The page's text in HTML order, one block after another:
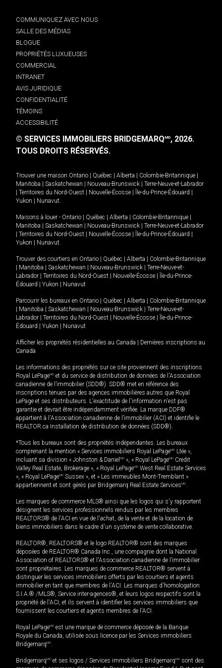
COMMUNIQUEZ AVEC NOUS
SALLE DES MÉDIAS
BLOGUE
PROPRIÉTÉS LUXUEUSES
COMMERCIAL
INTRANET
AVIS JURIDIQUE
CONFIDENTIALITÉ
TÉMOINS
ACCESSIBILITÉ
© SERVICES IMMOBILIERS BRIDGEMARQMD, 2026.
TOUS DROITS RÉSERVÉS.
Trouver une maison Ontario Québec Alberta Colombie-Britannique
Manitoba
Saskatchewan Nouveau-Brunswick
Terre-Neuve-et-Labrador
Territoires du Nord-Ouest Nouvelle-Écosse Île-du-Prince-Édouard
Yukon
Nunavut.
Maisons à louer - Ontario Québec Alberta Colombie-Britannique
Manitoba
Saskatchewan Nouveau-Brunswick
Terre-Neuve-et-Labrador
Territoires du Nord-Ouest Nouvelle-Écosse Île-du-Prince-Édouard
Yukon
Nunavut.
Trouver des courtiers en Ontario Québec Alberta
Colombie-Britannique
Manitoba Saskatchewan Nouveau-Brunswick
Terre-Neuve-et-
Labrador
Territoires du Nord-Ouest Nouvelle-Écosse
Île-du-Prince-
Édouard
Yukon Nunavut
Parcourir les bureaux en Ontario Québec Alberta
Colombie-Britannique
Manitoba Saskatchewan Nouveau-Brunswick
Terre-Neuve-et-
Labrador
Territoires du Nord-Ouest Nouvelle-Écosse
Île-du-Prince-
Édouard
Yukon Nunavut
Afficher les propriétés résidentielles au Canada
Dernières inscriptions au
Canada
Les informations des propriétés sur ce site proviennent des inscriptions
Royal LePageMD et du service de distribution de données de l'Association
canadienne de l’immobilier (SDD®). SDD® met en référence des
inscriptions tenues par des agences immobilières autres que Royal
LePage et ses distributeurs. L'exactitude de l'information n'est pas
garantie et devrait être indépendamment vérifiée. La marque DDF®
appartient à l'Association canadienne de l’immobilier (ACI) et identifie le
REALTOR.ca Installation de distribution de données (SDD®).
*Tous les bureaux sont des propriétés indépendantes. Les bureaux
comprenant la mention « Services immobiliers Royal LePageMD Ltée »,
incluant sa division « Johnston & Daniel MD », « Royal LePageMD Credit
Valley Real Estate, Brokerage », « Royal LePageMD West Real Estate Services
», « Royal LePageMD Sussex », et « Les immeubles Mont-Tremblant »
appartiennent et sont gérés par Bridgemarq Real Estate ServicesMD.
Les marques de commerce MLS® ainsi que les logos qui s'y rapportent
désignent les services professionnels rendus par les membres
REALTORS® de l'ACI en vue de l'achat, de la vente et de la location de
biens immobiliers dans le cadre d'un système de vente collaborative.
REALTOR®, REALTORS® et le logo REALTOR® sont des marques
déposées de REALTOR® Canada Inc., une compagnie dont la National
Association of REALTORS® et l'Association canadienne de l’immobilier
sont propriétaires. Les marques de commerce REALTOR® servent à
distinguer les services immobiliers offerts par les courtiers et agents
immobilier en tant que membres de l'ACI. Les marques d'homologation
S.I.A.® /MLS®, Service inter-agences®, et leurs logos respectifs sont la
propriété de l'ACI, et ils servent à identifier les services immobiliers que
fournissent les courtiers et agents membres de l'ACI.
Royal LePageMD est une marque de commerce déposée de la Banque
Royale du Canada, utilisée sous licence par les Services immobiliers
BridgemarqMD.
BridgemarqMD et ses logos / Services immobiliers BridgemarqMD sont des